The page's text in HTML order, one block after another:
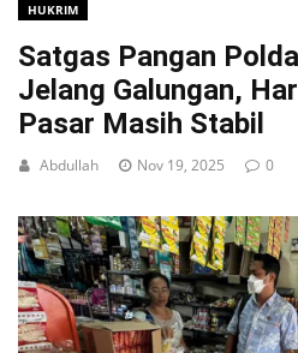
HUKRIM
Satgas Pangan
Jelang Galungan,
Pasar Masih Stabil
Abdullah Nov 19, 2025 0